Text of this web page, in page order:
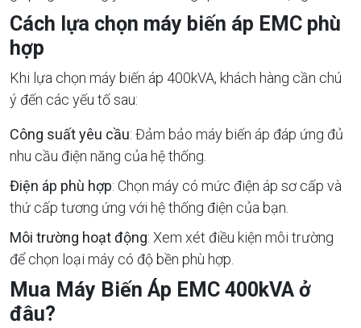
Cách lựa chọn máy biến áp EMC phù
hợp
Khi lựa chọn máy biến áp 400kVA, khách hàng cần chú
ý đến các yếu tố sau:
Công suất yêu cầu: Đảm bảo máy biến áp đáp ứng đủ
nhu cầu điện năng của hệ thống.
Điện áp phù hợp: Chọn máy có mức điện áp sơ cấp và
thứ cấp tương ứng với hệ thống điện của bạn.
Môi trường hoạt động: Xem xét điều kiện môi trường
để chọn loại máy có độ bền phù hợp.
Mua Máy Biến Áp EMC 400kVA ở
đâu?